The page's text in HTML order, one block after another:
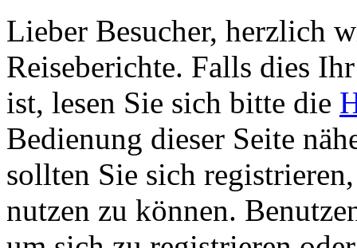
Lieber Besucher, herzlich
Reiseberichte. Falls dies
ist, lesen Sie sich bitte die
Bedienung dieser Seite
sollten Sie sich
nutzen zu können.